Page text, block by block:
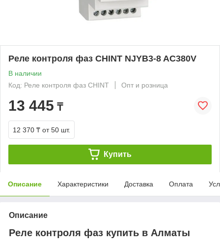
Реле контроля фаз CHINT NJYB3-8 AC380V
В наличии
Код: Реле контроля фаз CHINT
Опт и розница
13 445 ₸
12 370 ₸ от 50 шт.
Купить
Описание Характеристики Доставка Оплата
Описание
Реле контроля фаз купить в Алматы